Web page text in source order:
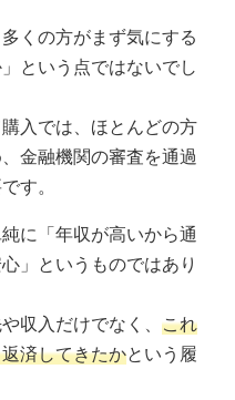
くの方がまず気にする
という点ではないでし
入では、ほとんどの方
金融機関の審査を通過
す。
に「年収が高いから通
」というものではあり
収入だけでなく、 これ
済してきたかという履